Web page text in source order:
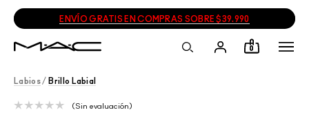
ENVÍO GRATIS EN COMPRAS SOBRE $39.990
0
Labios/ Brillo Labial
Sin evaluación